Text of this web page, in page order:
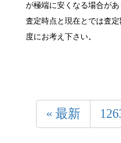
が極端に安くなる場合があ
査定時点と現在とでは査
度にお考え下さい。
« 最新